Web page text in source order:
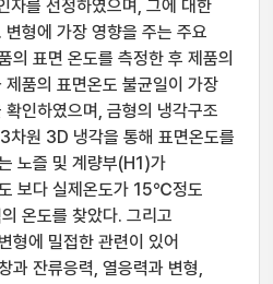
자를 선정하였으며, 그에 대한
형에 가장 영향을 주는 주요
의 표면 온도를 측정한 후 제품의
품의 표면온도 불균일이 가장
인하였으며, 금형의 냉각구조
차원 3D 냉각을 통해 표면온도를
노즐 및 계량부(H1)가
보다 실제온도가 15℃정도
온도를 찾았다. 그리고
형에 밀접한 관련이 있어
과 잔류응력, 열응력과 변형,